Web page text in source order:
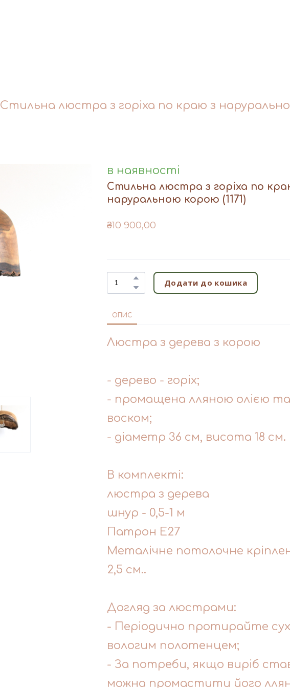
Стильна люстра з горіха по краю з
в наявності
Стильна люстра з горіха по
наруральною корою (1171)
₴10 900,00
Додати до кошика
ОПИС
Люстра з дерева з корою
- дерево - горіх;
- промащена лляною олією
воском;
- діаметр 36 см, висота 18 см.
В комплекті:
люстра з дерева
шнур - 0,5-1 м
Патрон Е27
Металічне потолочне
2,5 см..
Догляд за люстрами:
- Періодично протирайте
вологим полотенцем;
- За потреби, якщо виріб
можна промастити його